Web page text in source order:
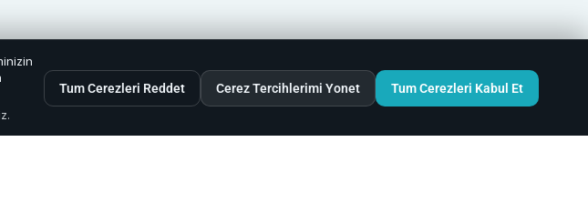
Tum Cerezleri Reddet Cerez Tercihlerimi Yonet Tum Cerezleri Kabul Et